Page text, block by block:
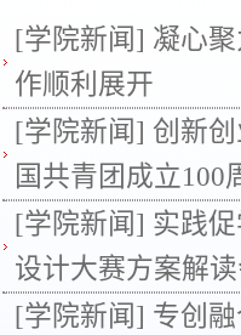
[学院新闻] 凝心
作顺利展开
[学院新闻] 创新
国共青团成立100
[学院新闻] 实践
设计大赛方案解
[学院新闻] 专创